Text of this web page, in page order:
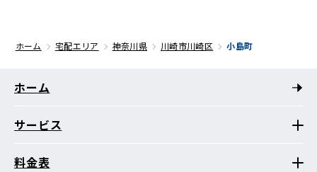
ホーム 宅配エリア 神奈川県 川崎市川崎区 小島町
ホーム
サービス
料金表